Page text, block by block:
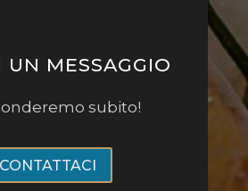
UN MESSAGGIO
subito!
CONTATTACI